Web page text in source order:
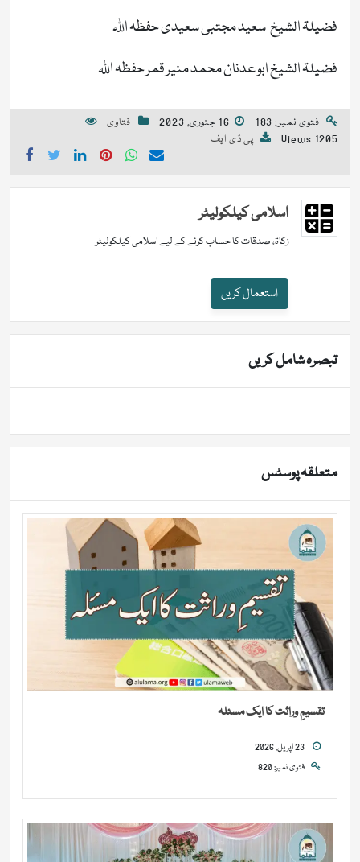
فضیلۃ الشیخ سعید مجتبی سعیدی حفظہ اللہ
فضیلۃ الشیخ ابو عدنان محمد منیر قمر حفظہ اللہ
فتوی نمبر: 183 16 جنوری, 2023
فتاوی
1205 Views
پی ڈی ایف
اسلامی کیلکولیٹر
زکاۃ، صدقات کا حساب کرنے کے لیے اسلامی کیلکولیٹر
استعمال کریں
تبصرہ شامل کریں
متعلقہ پوسٹس
تقسیمِ وراثت کا ایک مسئلہ
فتوی نمبر: 820